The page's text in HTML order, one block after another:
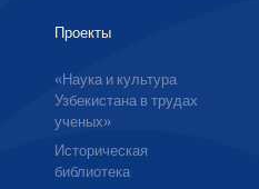
Проекты
«Наука и культура
Узбекистана в трудах
ученых»
Историческая
библиотека